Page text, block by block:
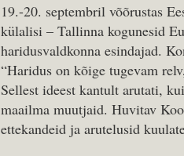
19.-20. septembril võõrustas
külalisi – Tallinna kogunesid
haridusvaldkonna esindajad.
“Haridus on kõige tugevam
Sellest ideest kantult arutati,
maailma muutjaid. Huvitav
ettekandeid ja arutelusid